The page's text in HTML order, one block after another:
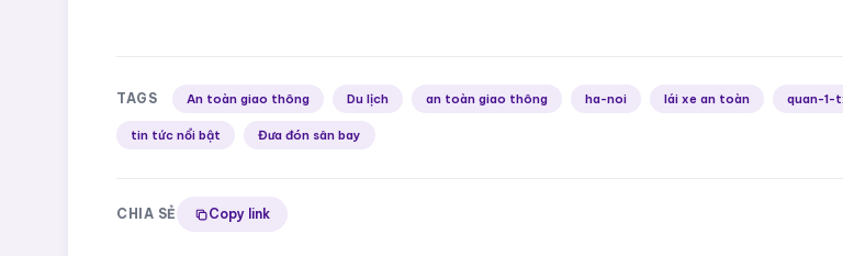
TAGS An toàn giao thông Du lịch an toàn giao thông ha-noi lái xe an toàn quan-1-
tin tức nổi bật Đưa đón sân bay
CHIA SẺ Copy link